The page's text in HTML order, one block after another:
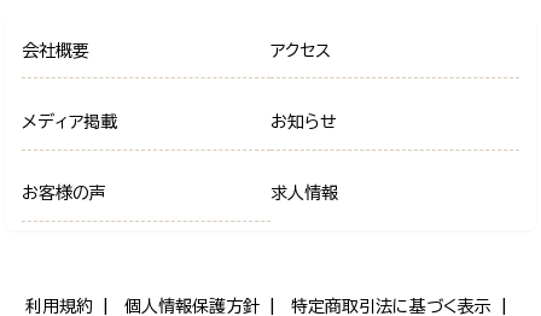
会社概要 アクセス
メディア掲載 お知らせ
お客様の声 求人情報
利用規約 個人情報保護方針 特定商取引法に基づく表示